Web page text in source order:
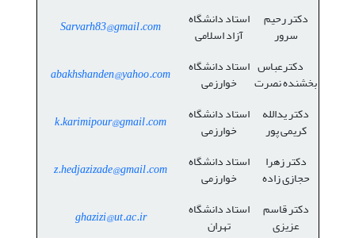
دکتر رحیم
سرور
استاد دانشگاه
آزاد اسلامی
Sarvarh83@gmail.com
دکترعباس
بخشنده نصرت
استاد دانشگاه
خوارزمی
abakhshanden@yahoo.com
دکتر یدالله
کریمی پور
استاد دانشگاه
خوارزمی
k.karimipour@gmail.com
دکتر زهرا
حجازی زاده
استاد دانشگاه
خوارزمی
z.hedjazizade@gmail.com
دکتر قاسم
عزیزی
استاد دانشگاه
تهران ghazizi@ut.ac.ir